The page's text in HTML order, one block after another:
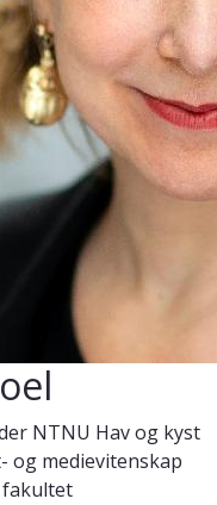
NTNU Hav og kyst
medievitenskap
fakultet